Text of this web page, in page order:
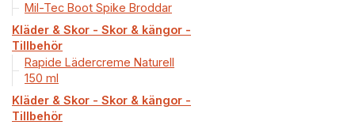
Mil-Tec Boot Spike Broddar
Kläder & Skor - Skor & kängor -
Tillbehör
Rapide Lädercreme Naturell
150 ml
Kläder & Skor - Skor & kängor -
Tillbehör